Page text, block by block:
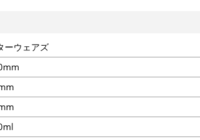
ーウェアズ